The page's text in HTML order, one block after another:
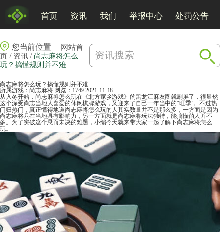
首页 资讯 我们 举报中心 处罚公告
您当前位置：
网站首
页 / 资讯 / 尚志麻将怎么
玩？搞懂规则并不难
尚志麻将怎么玩？搞懂规则并不难
所属游戏： 尚志麻将 浏览：1749 2021-11-18
从入冬开始，尚志麻将怎么玩在《北方家乡游戏》的黑龙江麻友圈就刷屏了，很显然
这个深受尚志当地人喜爱的休闲棋牌游戏，又迎来了自己一年当中的“旺季”。不过热
门归热门，真正懂得地道尚志麻将怎么玩的人其实数量并不是那么多，一方面是因为
尚志麻将只在当地具有影响力，另一方面就是尚志麻将玩法独特，能搞懂的人并不
多。为了突破这个悬而未决的难题，小编今天就来带大家一起了解下尚志麻将怎么
玩。